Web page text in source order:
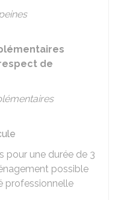
de
pour une durée de 3
possible
professionnelle